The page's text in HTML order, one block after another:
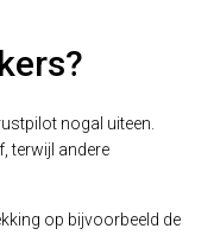
nogal uiteen.
terwijl andere
op bijvoorbeeld de